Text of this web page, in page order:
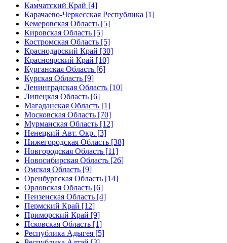
Камчатский Край [4]
Карачаево-Черкесская Республика [1]
Кемеровская Область [5]
Кировская Область [5]
Костромская Область [5]
Краснодарский Край [30]
Красноярский Край [10]
Курганская Область [6]
Курская Область [9]
Ленинградская Область [10]
Липецкая Область [6]
Магаданская Область [1]
Московская Область [70]
Мурманская Область [12]
Ненецкий Авт. Окр. [3]
Нижегородская Область [38]
Новгородская Область [11]
Новосибирская Область [26]
Омская Область [9]
Оренбургская Область [14]
Орловская Область [6]
Пензенская Область [4]
Пермский Край [12]
Приморский Край [9]
Псковская Область [1]
Республика Адыгея [5]